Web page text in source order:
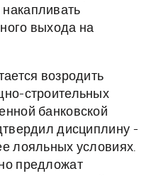
выхода на
возродить
строительных
банковской
дисциплину -
лояльных условиях.
предложат